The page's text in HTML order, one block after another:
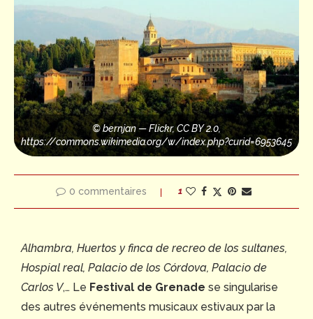
© bernjan — Flickr, CC BY 2.0,
https://commons.wikimedia.org/w/index.php?curid=6953645
0 commentaires 1
Alhambra, Huertos y finca de recreo de los sultanes,
Hospial real, Palacio de los Córdova, Palacio de
Carlos V,… Le Festival de Grenade se singularise
des autres événements musicaux estivaux par la